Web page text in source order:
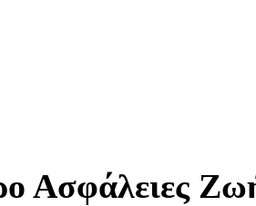
Ασφάλειες